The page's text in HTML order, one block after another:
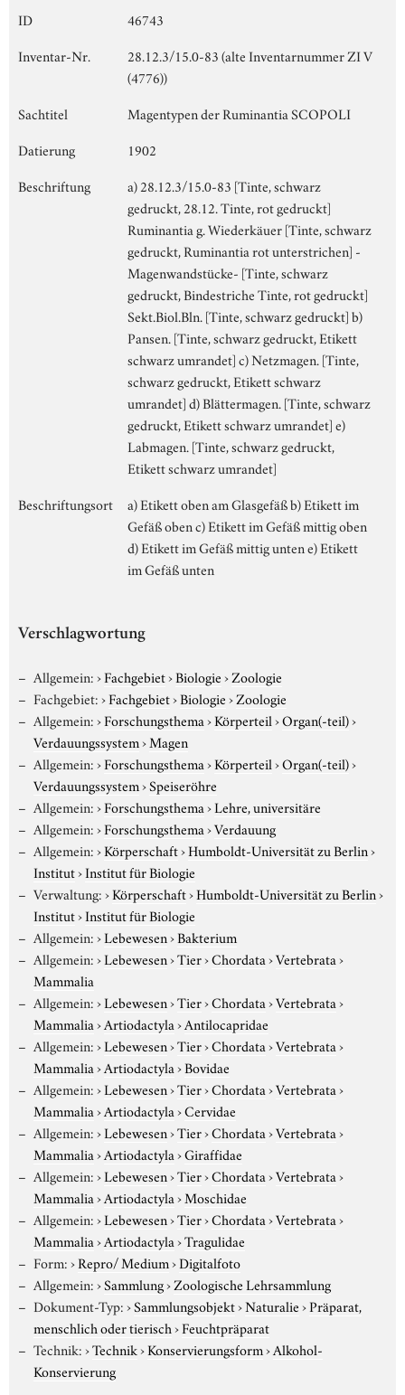
ID
46743
Inventar-Nr.
28.12.3/15.0-83 (alte Inventarnummer ZI V
(4776))
Sachtitel
Magentypen der Ruminantia SCOPOLI
Datierung
1902
Beschriftung
a) 28.12.3/15.0-83 [Tinte, schwarz
gedruckt, 28.12. Tinte, rot gedruckt]
Ruminantia g. Wiederkäuer [Tinte, schwarz
gedruckt, Ruminantia rot unterstrichen] -
Magenwandstücke- [Tinte, schwarz
gedruckt, Bindestriche Tinte, rot gedruckt]
Sekt.Biol.Bln. [Tinte, schwarz gedruckt] b)
Pansen. [Tinte, schwarz gedruckt, Etikett
schwarz umrandet] c) Netzmagen. [Tinte,
schwarz gedruckt, Etikett schwarz
umrandet] d) Blättermagen. [Tinte, schwarz
gedruckt, Etikett schwarz umrandet] e)
Labmagen. [Tinte, schwarz gedruckt,
Etikett schwarz umrandet]
Beschriftungsort
a) Etikett oben am Glasgefäß b) Etikett im
Gefäß oben c) Etikett im Gefäß mittig oben
d) Etikett im Gefäß mittig unten e) Etikett
im Gefäß unten
Verschlagwortung
Allgemein:›Fachgebiet›Biologie›Zoologie
Fachgebiet:›Fachgebiet›Biologie›Zoologie
Allgemein:›Forschungsthema›Körperteil›Organ(-teil)›
Verdauungssystem›Magen
Allgemein:›Forschungsthema›Körperteil›Organ(-teil)›
Verdauungssystem›Speiseröhre
Allgemein:›Forschungsthema›Lehre, universitäre
Allgemein:›Forschungsthema›Verdauung
Allgemein:›Körperschaft›Humboldt-Universität zu Berlin›
Institut›Institut für Biologie
Verwaltung:›Körperschaft›Humboldt-Universität zu Berlin›
Institut›Institut für Biologie
Allgemein:›Lebewesen›Bakterium
Allgemein:›Lebewesen›Tier›Chordata›Vertebrata›
Mammalia
Allgemein:›Lebewesen›Tier›Chordata›Vertebrata›
Mammalia›Artiodactyla›Antilocapridae
Allgemein:›Lebewesen›Tier›Chordata›Vertebrata›
Mammalia›Artiodactyla›Bovidae
Allgemein:›Lebewesen›Tier›Chordata›Vertebrata›
Mammalia›Artiodactyla›Cervidae
Allgemein:›Lebewesen›Tier›Chordata›Vertebrata›
Mammalia›Artiodactyla›Giraffidae
Allgemein:›Lebewesen›Tier›Chordata›Vertebrata›
Mammalia›Artiodactyla›Moschidae
Allgemein:›Lebewesen›Tier›Chordata›Vertebrata›
Mammalia›Artiodactyla›Tragulidae
Form:›Repro/ Medium›Digitalfoto
Allgemein:›Sammlung›Zoologische Lehrsammlung
Dokument-Typ:›Sammlungsobjekt›Naturalie›Präparat,
menschlich oder tierisch›Feuchtpräparat
Technik:›Technik›Konservierungsform›Alkohol-
Konservierung